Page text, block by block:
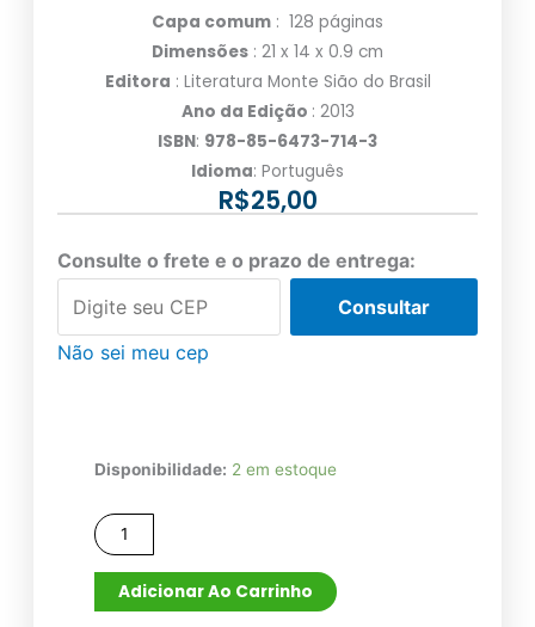
Capa comum : 128 páginas
Dimensões : 21 x 14 x 0.9 cm
Editora : Literatura Monte Sião do Brasil
Ano da Edição : 2013
ISBN: 978-85-6473-714-3
Idioma: Português
R$25,00
Consulte o frete e o prazo de entrega:
Consultar
Não sei meu cep
Disponibilidade: 2 em estoque
Mês
os
Sábios
quantidade
Adicionar Ao Carrinho